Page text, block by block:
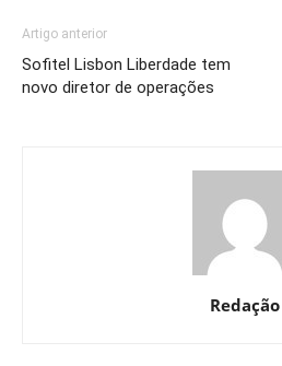
Artigo anterior
Sofitel Lisbon Liberdade tem
novo diretor de operações
Redação